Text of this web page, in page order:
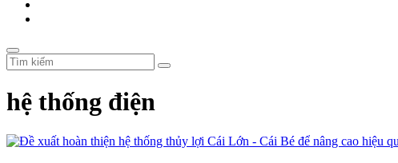
hệ thống điện